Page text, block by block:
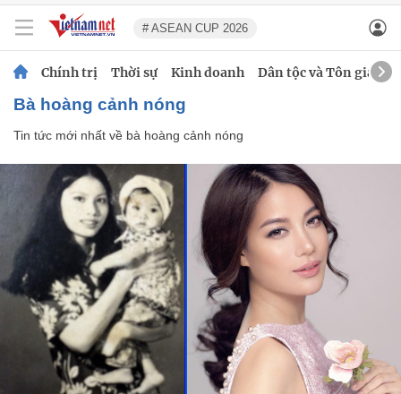
# ASEAN CUP 2026
Chính trị Thời sự Kinh doanh Dân tộc và Tôn giáo
bà hoàng cảnh nóng
Tin tức mới nhất về bà hoàng cảnh nóng